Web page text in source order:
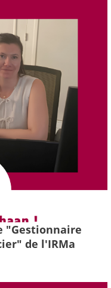
"Gestionnaire
de l'IRMa